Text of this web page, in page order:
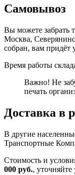
Самовывоз
Вы можете забрать
Москва,
собран, вам придёт
Время работы
Важно! Не
печать
Доставка в
В другие
Транспортные
Стоимость и
000 руб.,